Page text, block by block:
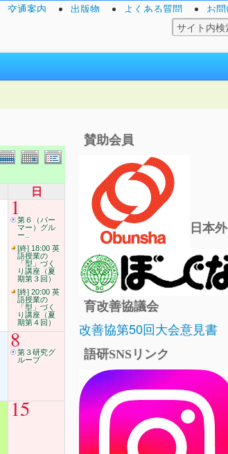
交通案内 出版物 よくある質問 お
日
1第６（パー
マー）グル
ー..
[終] 18:00 英
語授業の
「型」づく
り講座（夏
期第３回）
[終] 20:00 英
語授業の
「型」づく
り講座（夏
期第４回）
8第３研究グ
ループ
15
賛助会員
日本
育改善協議会
改善協第50回大会意見書
語研SNSリンク